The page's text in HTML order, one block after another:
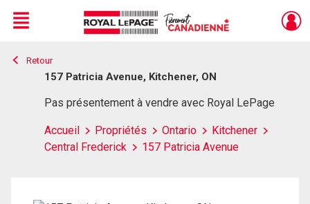
Live
En Direct
Menu
Retour
157 Patricia Avenue, Kitchener, ON
Pas présentement à vendre avec Royal LePage
Accueil Propriétés Ontario
Kitchener
Central Frederick
157 Patricia Avenue